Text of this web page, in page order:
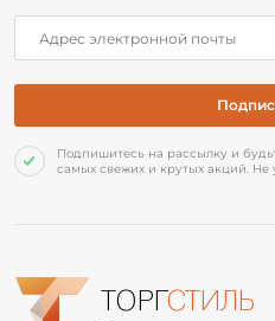
Подпишитесь на рассылку и
самых свежих и крутых акций. Не
ТОРГСТИЛЬ